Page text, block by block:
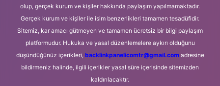
olup, gerçek kurum ve kişiler hakkında paylaşım yapılmamaktadır.
Gerçek kurum ve kişiler ile isim benzerlikleri tamamen tesadüfidir.
Sitemiz, kar amacı gütmeyen ve tamamen ücretsiz bir bilgi paylaşım
platformudur. Hukuka ve yasal düzenlemelere aykırı olduğunu
düşündüğünüz içerikleri, backlinkpanelicomtr@gmail.comadresine
bildirmeniz halinde, ilgili içerikler yasal süre içerisinde sitemizden
kaldırılacaktır.